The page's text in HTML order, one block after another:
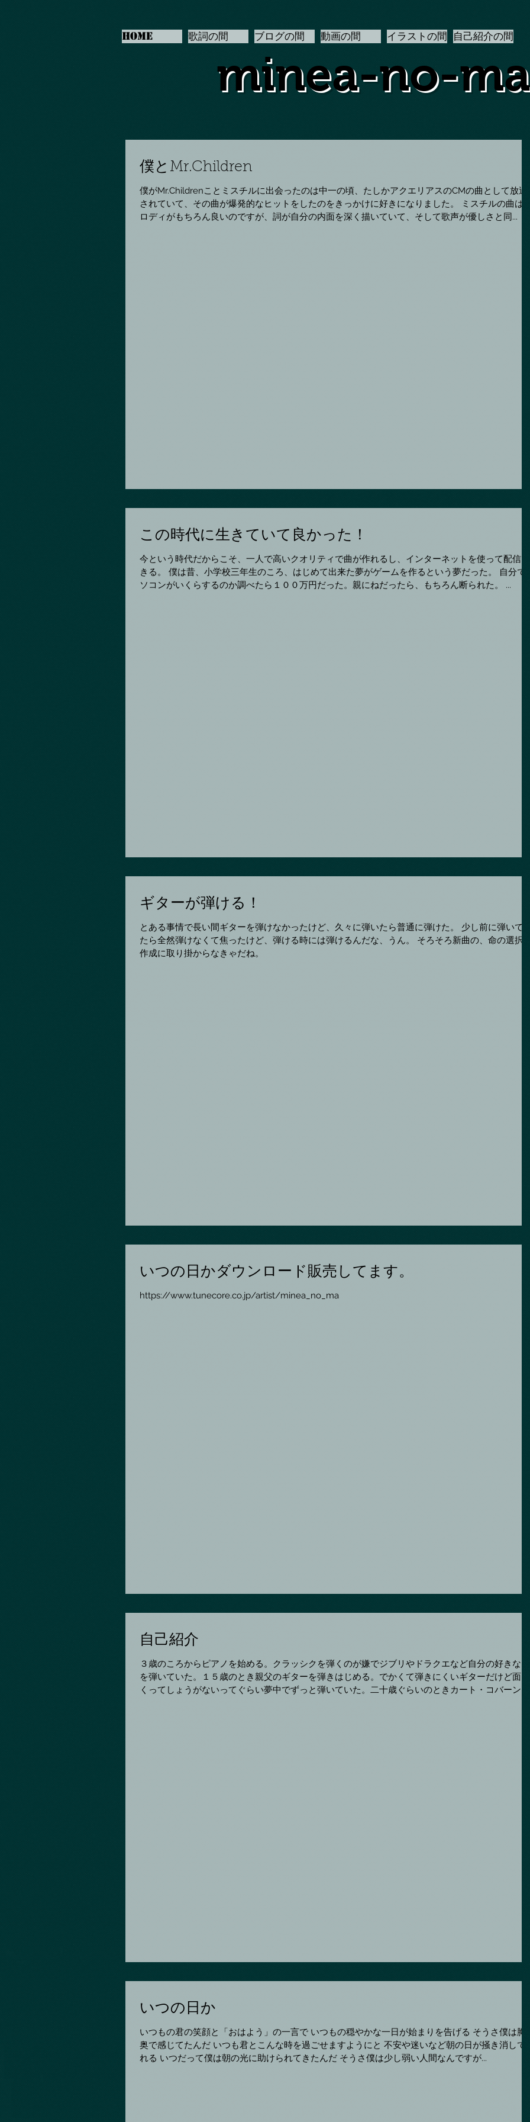
Home 歌詞の間 ブログの間 動画の間 イラストの間 自己紹介の間
minea-no-ma
僕とMr.Children
僕がMr.Childrenことミスチルに出会ったのは中一の頃、たしかアクエリアスのCMの曲として放送
されていて、その曲が爆発的なヒットをしたのをきっかけに好きになりました。 ミスチルの曲は
ロディがもちろん良いのですが、詞が自分の内面を深く描いていて、そして歌声が優しさと同...
この時代に生きていて良かった！
今という時代だからこそ、一人で高いクオリティで曲が作れるし、インターネットを使って配信で
きる。 僕は昔、小学校三年生のころ、はじめて出来た夢がゲームを作るという夢だった。 自分でパ
ソコンがいくらするのか調べたら１００万円だった。親にねだったら、もちろん断られた。 ...
ギターが弾ける！
とある事情で長い間ギターを弾けなかったけど、久々に弾いたら普通に弾けた。 少し前に弾いて
たら全然弾けなくて焦ったけど、弾ける時には弾けるんだな、うん。 そろそろ新曲の、命の選択
作成に取り掛からなきゃだね。
いつの日かダウンロード販売してます。
https://www.tunecore.co.jp/artist/minea_no_ma
自己紹介
３歳のころからピアノを始める。クラッシクを弾くのが嫌でジブリやドラクエなど自分の好きな曲
を弾いていた。１５歳のとき親父のギターを弾きはじめる。でかくて弾きにくいギターだけど面白
くってしょうがないってぐらい夢中でずっと弾いていた。二十歳ぐらいのときカート・コバーンに
いつの日か
いつもの君の笑顔と「おはよう」の一言で いつもの穏やかな一日が始まりを告げる そうさ僕は胸の
奥で感じてたんだ いつも君とこんな時を過ごせますようにと 不安や迷いなど朝の日が掻き消してく
れる いつだって僕は朝の光に助けられてきたんだ そうさ僕は少し弱い人間なんですが...